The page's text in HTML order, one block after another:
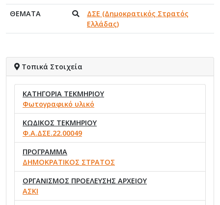
ΘΕΜΑΤΑ
ΔΣΕ (Δημοκρατικός Στρατός
Ελλάδας)
Τοπικά Στοιχεία
ΚΑΤΗΓΟΡΙΑ ΤΕΚΜΗΡΙΟΥ
Φωτογραφικό υλικό
ΚΩΔΙΚΟΣ ΤΕΚΜΗΡΙΟΥ
Φ.Α.ΔΣΕ.22.00049
ΠΡΟΓΡΑΜΜΑ
ΔΗΜΟΚΡΑΤΙΚΟΣ ΣΤΡΑΤΟΣ
ΟΡΓΑΝΙΣΜΟΣ ΠΡΟΕΛΕΥΣΗΣ ΑΡΧΕΙΟΥ
ΑΣΚΙ